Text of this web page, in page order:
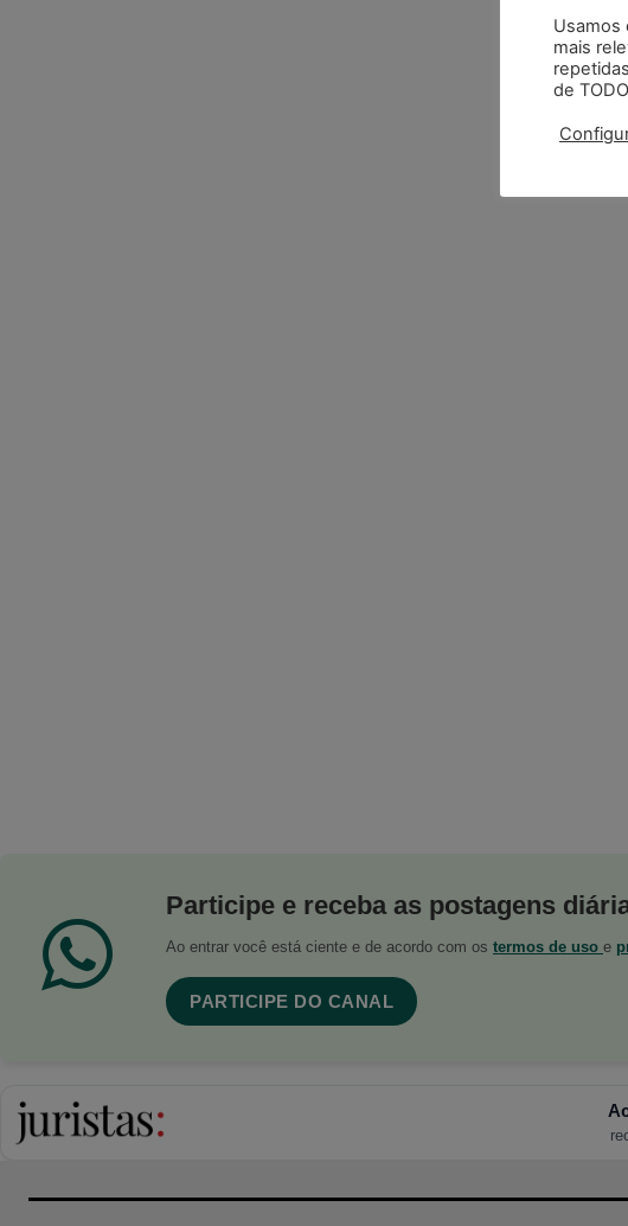
Participe e receba as postagens
Ao entrar você está ciente e de acordo com os termos de uso e
PARTICIPE DO CANAL
Usamos
mais
de